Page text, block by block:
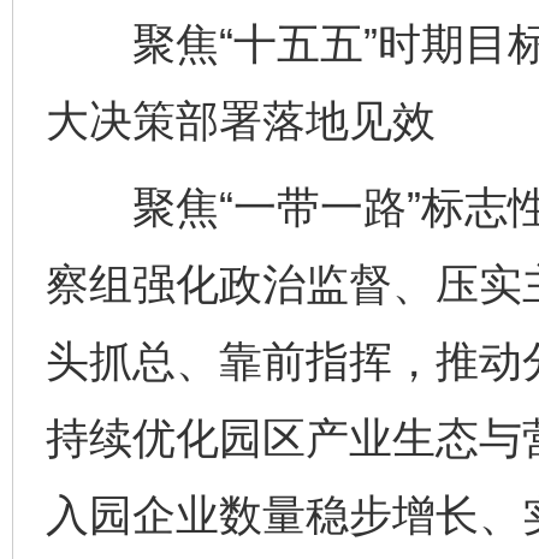
聚焦“十五五”时期目
大决策部署落地见效
聚焦“一带一路”标志
察组强化政治监督、压
头抓总、靠前指挥，推
持续优化园区产业生态
入园企业数量稳步增长